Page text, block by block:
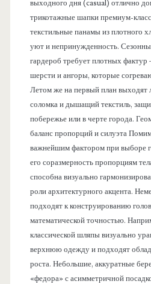
выходного дня (casual) отлично
трикотажные шапки премиум-
текстильные панамы из плотного
уют и непринужденность.
гардероб требует плотных
шерсти и ангоры, которые
Летом же на первый план выходят
соломка и дышащий текстиль,
побережье или в черте города.
баланс пропорций и силуэта
важнейшим фактором при выборе
его соразмерность пропорциям
способна визуально
роли архитектурного акцента.
подходят к конструированию
математической точностью.
классической шляпы визуально
верхнюю одежду и подходят
роста. Небольшие, аккуратные
«федора» с асимметричной